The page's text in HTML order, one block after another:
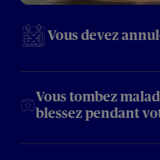
Vous devez
Vous tombez
blessez pendant